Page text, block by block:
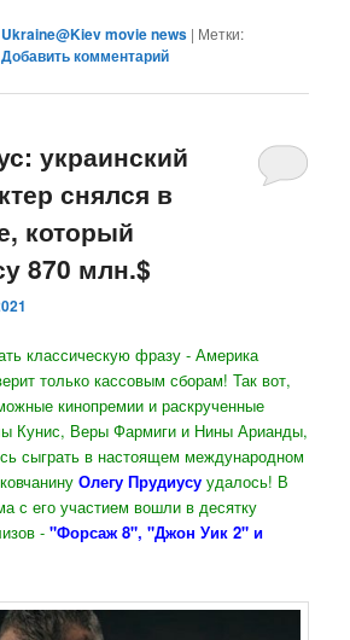
Ukraine@Kiev movie news | Метки:
Добавить комментарий
украинский
снялся в
который
870 млн.$
классическую фразу - Америка
только кассовым сборам! Так вот,
кинопремии и раскрученные
Кунис, Веры Фармиги и Нины Арианды,
сыграть в настоящем международном
Олегу Прудиусу удалось! В
с его участием вошли в десятку
- "Форсаж 8", "Джон Уик 2" и